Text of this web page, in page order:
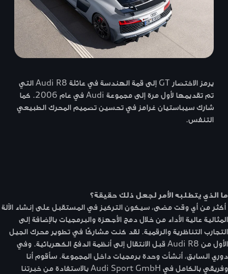
يرمز الاختصار GT إلى قمة الهندسة في عائلة Audi R8 التي
تم تقديمها لأول مرة إلى مجموعة Audi في عام 2006. كما
شارك سيباستيان غرامز في تحسين تصميم المحرك الطبيعي
التنفس.
ما الذي يتطلبه الأمر لجعل ذلك حقيقة؟
أكثر من أي وقت مضى، سيكون التركيز في المستقبل على إنشاء الآلة
المثالية عالية الأداء من خلال دمج الأجهزة والبرمجيات بالإضافة إلى
التجارب التناظرية والرقمية. لقد كنت مشاركًا في تطوير محرك الجيل
الأول من Audi R8 قبل الانتقال إلى أنظمة الدفع الكهربائية. وفي
دوري السابق، أنشأت وحدة برمجيات داخل المجموعة. سأقوم أنا
وفريقي بالكامل في Audi Sport GmbH بالاستفادة من خبرتنا